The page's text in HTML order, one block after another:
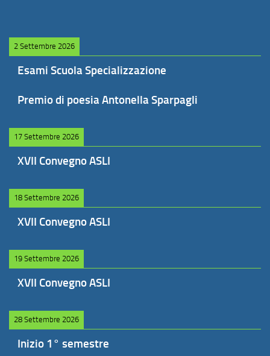
2 Settembre 2026
Esami Scuola Specializzazione
Premio di poesia Antonella Sparpagli
17 Settembre 2026
XVII Convegno ASLI
18 Settembre 2026
XVII Convegno ASLI
19 Settembre 2026
XVII Convegno ASLI
28 Settembre 2026
Inizio 1° semestre